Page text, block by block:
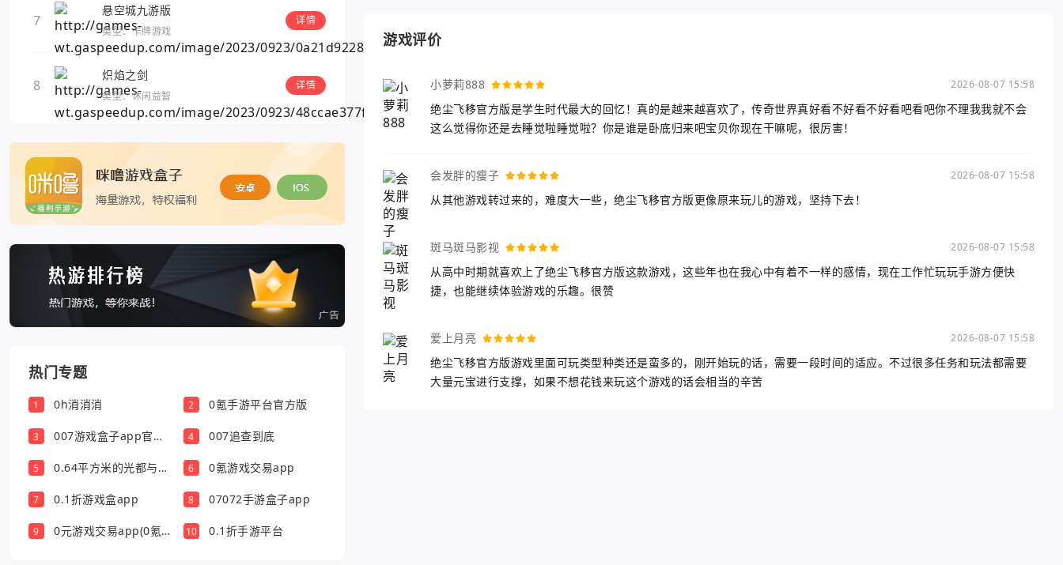
7
悬空城九游版
类型：卡牌游戏
详情
8
炽焰之剑
类型：休闲益智
详情
热门专题
1 0h消消消 2 0氪手游平台官方版
3
007游戏盒子app官方
4 007追查到底
5
0.64平方米的光都与你
6 0氪游戏交易app
7 0.1折游戏盒app 8 07072手游盒子app
9
0元游戏交易app(0氪
10 0.1折手游平台
游戏评价
小萝莉888 2026-08-07 15:58
绝尘飞移官方版是学生时代最大的回忆！真的是越来越喜欢了，传奇世界真好看不好看不好看吧看吧你不理我我就不会
这么觉得你还是去睡觉啦睡觉啦？你是谁是卧底归来吧宝贝你现在干嘛呢，很厉害！
会发胖的瘦子 2026-08-07 15:58
从其他游戏转过来的，难度大一些，绝尘飞移官方版更像原来玩儿的游戏，坚持下去！
斑马斑马影视 2026-08-07 15:58
从高中时期就喜欢上了绝尘飞移官方版这款游戏，这些年也在我心中有着不一样的感情，现在工作忙玩玩手游方便快
捷，也能继续体验游戏的乐趣。很赞
爱上月亮 2026-08-07 15:58
绝尘飞移官方版游戏里面可玩类型种类还是蛮多的，刚开始玩的话，需要一段时间的适应。不过很多任务和玩法都需要
大量元宝进行支撑，如果不想花钱来玩这个游戏的话会相当的辛苦